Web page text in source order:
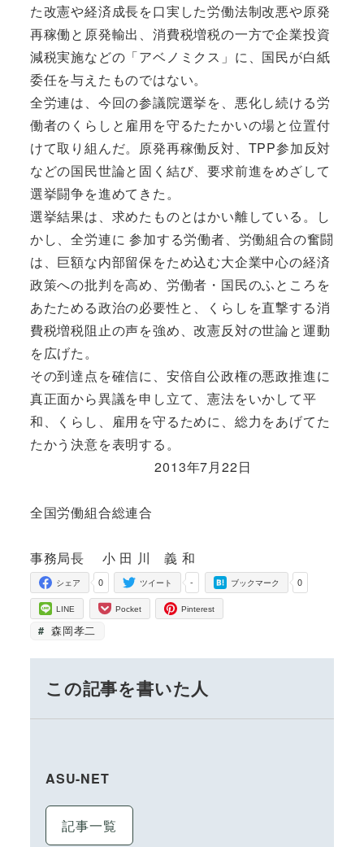
た改憲や経済成長を口実した労働法制改悪や原発
再稼働と原発輸出、消費税増税の一方で企業投資
減税実施などの「アベノミクス」に、国民が白紙
委任を与えたものではない。
全労連は、今回の参議院選挙を、悪化し続ける労
働者のくらしと雇用を守るたたかいの場と位置付
けて取り組んだ。原発再稼働反対、TPP参加反対
などの国民世論と固く結び、要求前進をめざして
選挙闘争を進めてきた。
選挙結果は、求めたものとはかい離している。し
かし、全労連に 参加する労働者、労働組合の奮闘
は、巨額な内部留保をため込む大企業中心の経済
政策への批判を高め、労働者・国民のふところを
あたためる政治の必要性と、くらしを直撃する消
費税増税阻止の声を強め、改憲反対の世論と運動
を広げた。
その到達点を確信に、安倍自公政権の悪政推進に
真正面から異議を申し立て、憲法をいかして平
和、くらし、雇用を守るために、総力をあげてた
たかう決意を表明する。
2013年7月22日
全国労働組合総連合
事務局長 小 田 川 義 和
0
シェア -
ツイート 0
ブックマーク
LINE Pocket Pinterest
森岡孝二
この記事を書いた人
ASU-NET
記事一覧